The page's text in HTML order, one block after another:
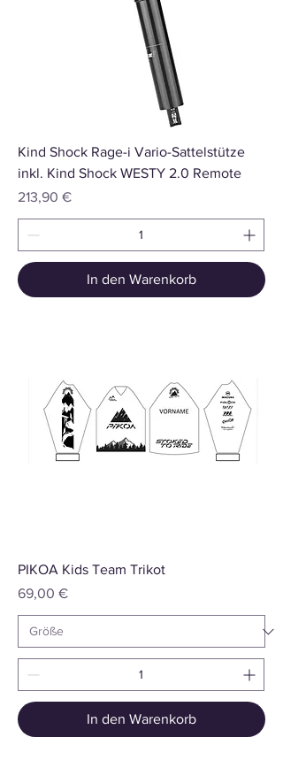
Kind Shock Rage-i Vario-Sattelstütze
inkl. Kind Shock WESTY 2.0 Remote
Preis
213,90 €
In den Warenkorb
PIKOA Kids Team Trikot
Preis
69,00 €
In den Warenkorb